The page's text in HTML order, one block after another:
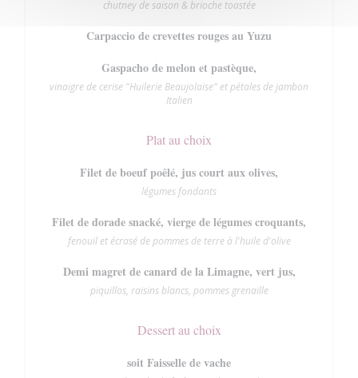
chutney de saison & brioche toastée
Carpaccio de crevettes rouges au Yuzu
Gaspacho de melon et pastèque,
vinaigre de cerise "Huilerie Beaujolaise" et pétales de jambon
Italien
Plat au choix
Filet de boeuf poêlé, jus court aux olives,
légumes fondants
Filet de dorade snacké, vierge de légumes croquants,
fenouil et écrasé de pommes de terre à l'huile d'olive
Demi magret de canard de la Limagne, vert jus,
piquillos, raisins blancs, pommes grenaille
Dessert au choix
soit Faisselle de vache